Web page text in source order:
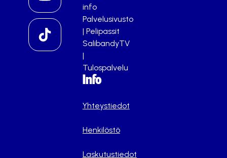
info
Palvelusivusto
| Pelipassit
SalibandyTV
|
Tulospalvelu
Info
Yhteystiedot
Henkilöstö
Laskutustiedot